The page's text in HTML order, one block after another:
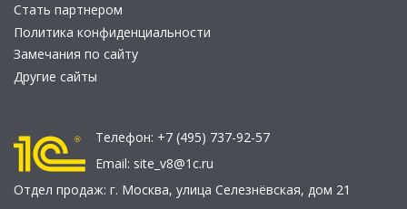
Стать партнером
Политика конфиденциальности
Замечания по сайту
Другие сайты
Телефон: +7 (495) 737-92-57
Email: site_v8@1c.ru
Отдел продаж: г. Москва, улица Селезнёвская, дом 21